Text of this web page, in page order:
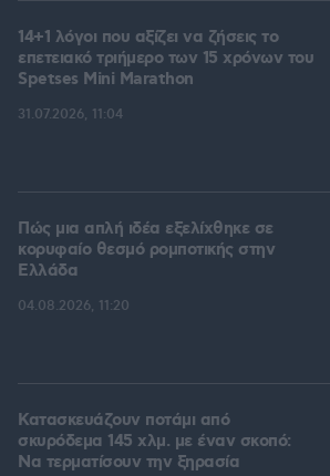
14+1 λόγοι που αξίζει να ζήσεις το
επετειακό τριήμερο των 15 χρόνων του
Spetses Mini Marathon
31.07.2026, 11:04
Πώς μια απλή ιδέα εξελίχθηκε σε
κορυφαίο θεσμό ρομποτικής στην
Ελλάδα
04.08.2026, 11:20
Κατασκευάζουν ποτάμι από
σκυρόδεμα 145 χλμ. με έναν σκοπό:
Να τερματίσουν την ξηρασία